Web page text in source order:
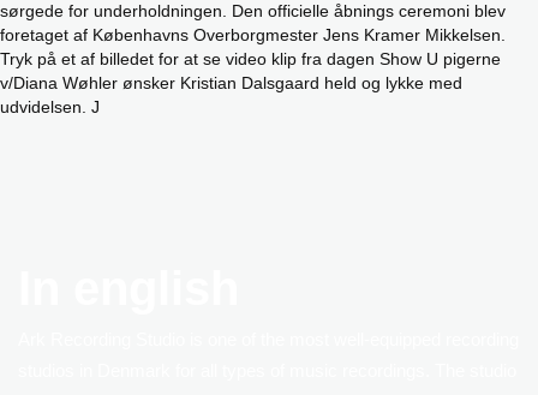
sørgede for underholdningen. Den officielle åbnings ceremoni blev
foretaget af Københavns Overborgmester Jens Kramer Mikkelsen.
Tryk på et af billedet for at se video klip fra dagen Show U pigerne
v/Diana Wøhler ønsker Kristian Dalsgaard held og lykke med
udvidelsen. J